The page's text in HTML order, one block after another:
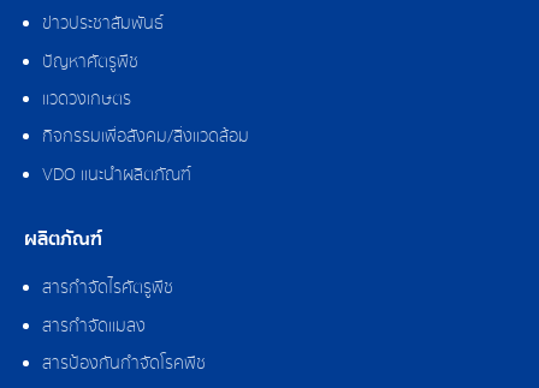
ข่าวประชาสัมพันธ์
ปัญหาศัตรูพืช
แวดวงเกษตร
กิจกรรมเพื่อสังคม/สิ่งแวดล้อม
VDO แนะนำผลิตภัณฑ์
ผลิตภัณฑ์
สารกำจัดไรศัตรูพืช
สารกำจัดแมลง
สารป้องกันกำจัดโรคพืช